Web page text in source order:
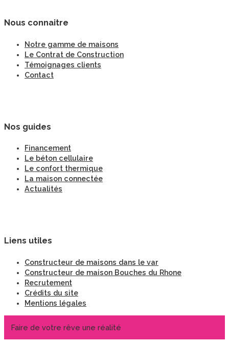
Nous connaitre
Notre gamme de maisons
Le Contrat de Construction
Témoignages clients
Contact
Nos guides
Financement
Le béton cellulaire
Le confort thermique
La maison connectée
Actualités
Liens utiles
Constructeur de maisons dans le var
Constructeur de maison Bouches du Rhone
Recrutement
Crédits du site
Mentions légales
Faire de votre rêve une réalité